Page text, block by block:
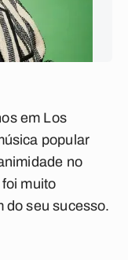
em Los
popular
no
muito
do seu sucesso.